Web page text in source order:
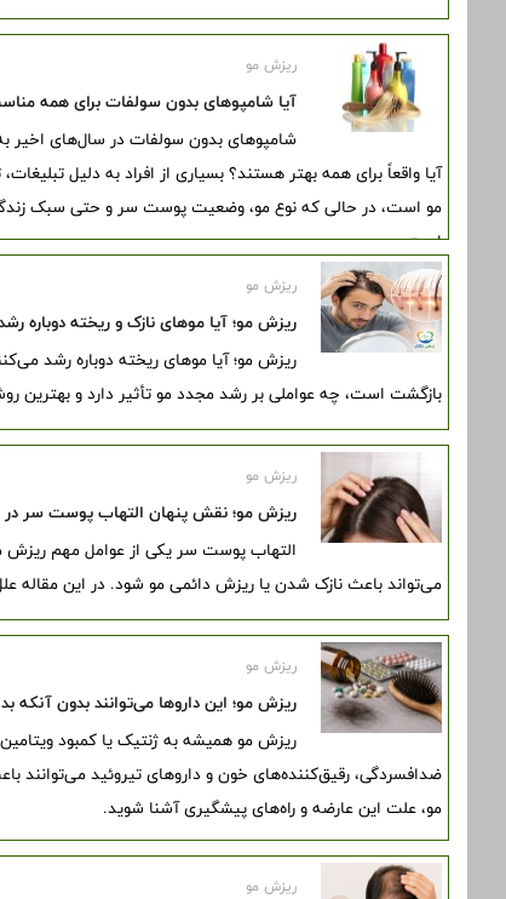
ریزش مو
آیا شامپوهای بدون سولفات برای همه
شامپوهای بدون سولفات در سال‌های اخیر
آیا واقعاً برای همه بهتر هستند؟ بسیاری از افراد به دلیل
مو است، در حالی که نوع مو، وضعیت پوست سر و حتی سبک
است.
ریزش مو
ریزش مو؛ آیا موهای نازک و ریخته دوباره
ریزش مو؛ آیا موهای ریخته دوباره رشد
بازگشت است، چه عواملی بر رشد مجدد مو تأثیر دارد و
ریزش مو
ریزش مو؛ نقش پنهان التهاب پوست سر
التهاب پوست سر یکی از عوامل مهم ریزش
می‌تواند باعث نازک شدن یا ریزش دائمی مو شود. در این
ریزش مو
ریزش مو؛ این داروها می‌توانند بدون آنکه
ریزش مو همیشه به ژنتیک یا کمبود
ضدافسردگی، رقیق‌کننده‌های خون و داروهای تیروئید می‌توانند
مو، علت این عارضه و راه‌های پیشگیری آشنا شوید.
ریزش مو